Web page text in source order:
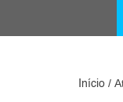
Início/